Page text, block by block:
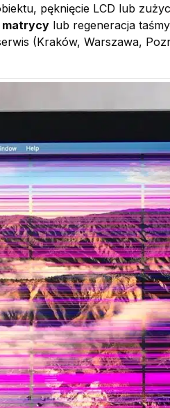
pęknięcie LCD lub
matrycy lub regeneracja
(Kraków, Warszawa,